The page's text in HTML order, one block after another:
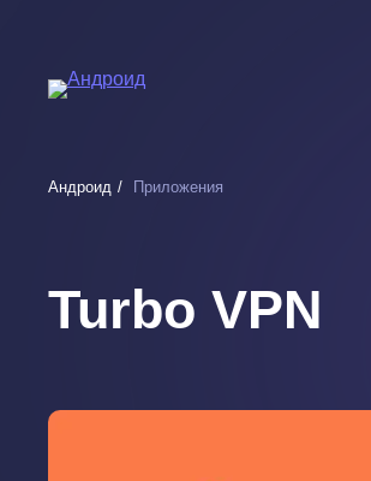
основному
Андроид Приложения
Turbo VPN